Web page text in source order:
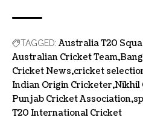
TAGGED: Australia T20
Australian Cricket Team
Cricket News cricket
Indian Origin Cricketer Nikhil
Punjab Cricket Association
T20 International Cricket